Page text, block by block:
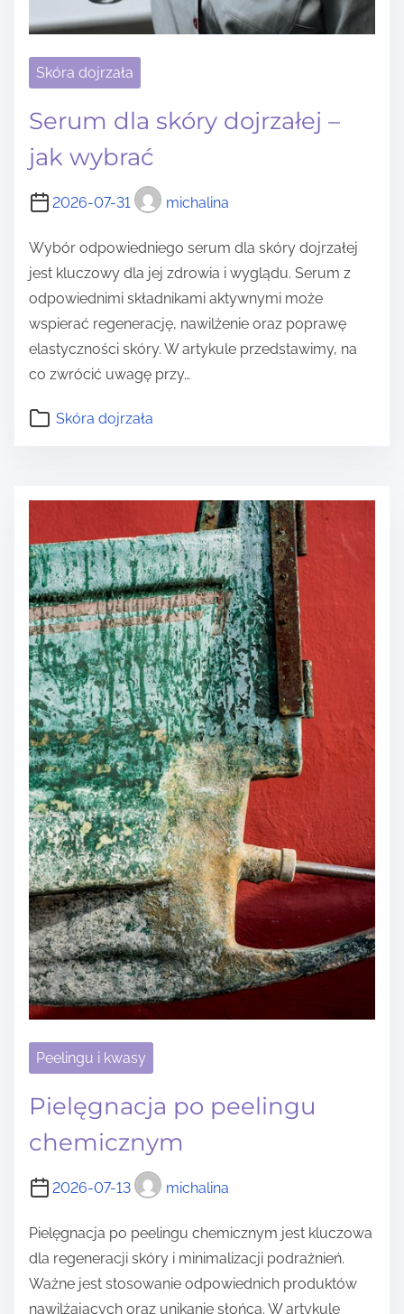
Skóra dojrzała
Serum dla skóry dojrzałej –
jak wybrać
2026-07-31 michalina
Wybór odpowiedniego serum dla skóry dojrzałej
jest kluczowy dla jej zdrowia i wyglądu. Serum z
odpowiednimi składnikami aktywnymi może
wspierać regenerację, nawilżenie oraz poprawę
elastyczności skóry. W artykule przedstawimy, na
co zwrócić uwagę przy…
Skóra dojrzała
Peelingu i kwasy
Pielęgnacja po peelingu
chemicznym
2026-07-13 michalina
Pielęgnacja po peelingu chemicznym jest kluczowa
dla regeneracji skóry i minimalizacji podrażnień.
Ważne jest stosowanie odpowiednich produktów
nawilżających oraz unikanie słońca. W artykule